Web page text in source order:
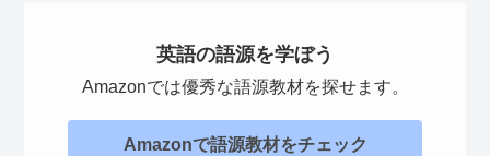
英語の語源を学ぼう
Amazonでは優秀な語源教材を探せます。
Amazonで語源教材をチェック